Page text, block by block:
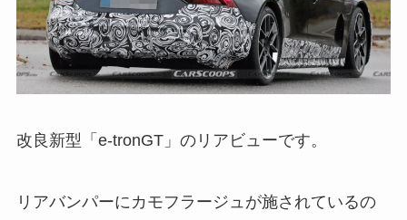
改良新型「e-tronGT」のリアビューです。
リアバンパーにカモフラージュが施されているの